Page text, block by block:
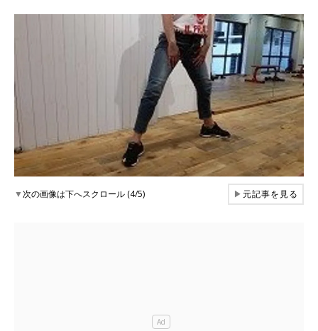
▼次の画像は下へスクロール (4/5) ▶元記事を見る